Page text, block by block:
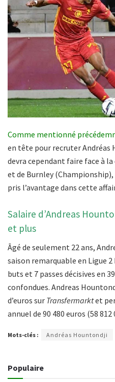
Comme mentionné
en tête pour recruter Andréas
devra cependant faire face à
et de Burnley
pris l’avantage dans cette
Salaire d’Andreas
et plus
Âgé de seulement 22 ans,
saison remarquable en Ligue
buts et 7 passes décisives en
confondues. Andreas
d’euros sur Transfermarktet
annuel de 90 480 euros (58 812
Mots-clés : Andréas Hountondji
Populaire